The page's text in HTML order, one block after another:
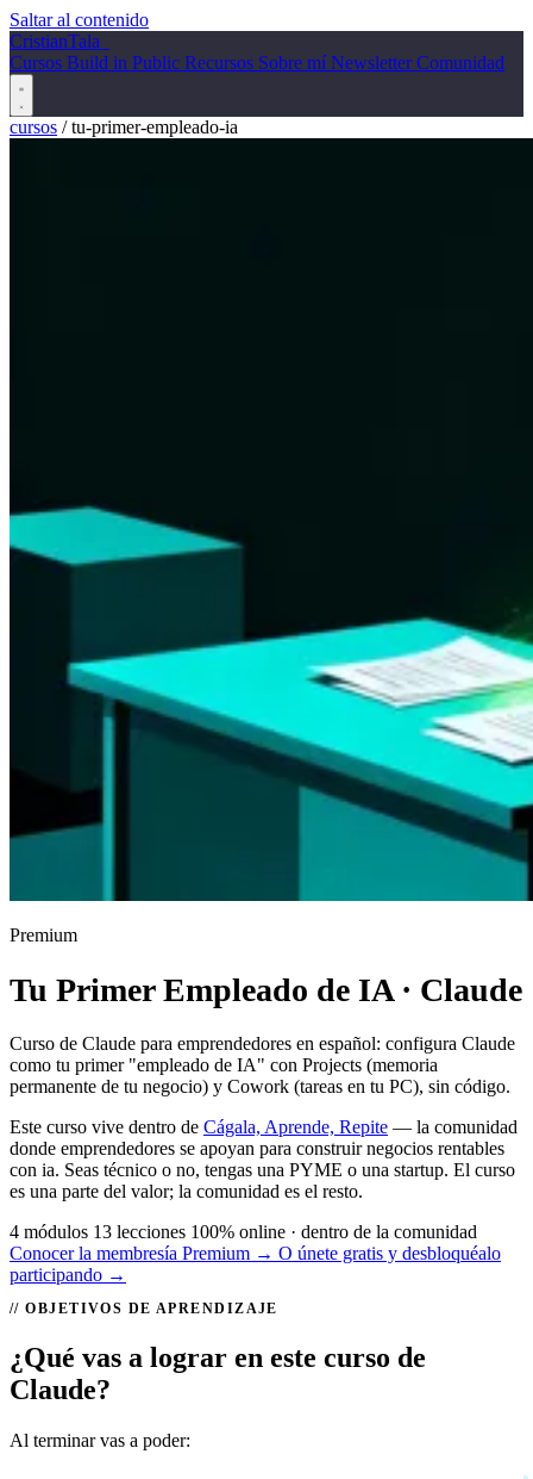
Saltar al contenido
CristianTala
Cursos Build in Public Recursos Sobre míNewsletterComunidad
cursos / tu-primer-empleado-ia
Premium
Tu Primer Empleado de IA · Claude
Curso de Claude para emprendedores en español: configura Claude
como tu primer "empleado de IA" con Projects (memoria
permanente de tu negocio) y Cowork (tareas en tu PC), sin código.
Este curso vive dentro de Cágala, Aprende, Repite — la comunidad
donde emprendedores se apoyan para construir negocios rentables
con ia. Seas técnico o no, tengas una PYME o una startup. El curso
es una parte del valor; la comunidad es el resto.
4 módulos 13 lecciones 100% online · dentro de la comunidad
Conocer la membresía Premium → O únete gratis y desbloquéalo
participando →
OBJETIVOS DE APRENDIZAJE
¿Qué vas a lograr en este curso de
Claude?
Al terminar vas a poder: